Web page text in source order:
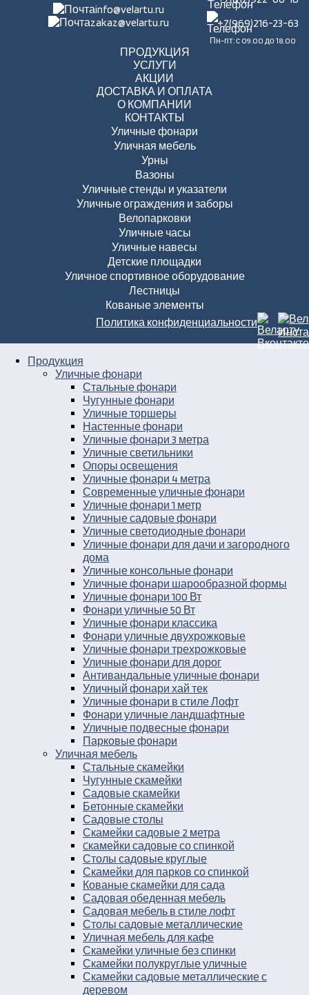
info@velartu.ru
zakaz@velartu.ru
+7(969)216-23-63
Пн-пт: с 09.00 до 18.00
ПРОДУКЦИЯ
УСЛУГИ
АКЦИИ
ДОСТАВКА И ОПЛАТА
О КОМПАНИИ
КОНТАКТЫ
Уличные фонари
Уличная мебель
Урны
Вазоны
Уличные стенды и указатели
Уличные ограждения и заборы
Велопарковки
Уличные часы
Уличные навесы
Детские площадки
Уличное спортивное оборудование
Лестницы
Кованые элементы
Политика конфиденциальности
Продукция
Уличные фонари
Стальные фонари
Чугунные фонари
Уличные торшеры
Настенные фонари
Уличные фонари 3 метра
Уличные светильники
Опоры освещения
Уличные фонари 4 метра
Современные уличные фонари
Уличные фонари 1 метр
Уличные садовые фонари
Уличные светодиодные фонари
Уличные фонари для дачи и загородного
дома
Уличные консольные фонари
Уличные фонари шарообразной формы
Уличные фонари 100 Вт
Фонари уличные 50 Вт
Уличные фонари классика
Фонари уличные двухрожковые
Уличные фонари трехрожковые
Уличные фонари для дорог
Антивандальные уличные фонари
Уличный фонари хай тек
Уличные фонари в стиле Лофт
Фонари уличные ландшафтные
Уличные подвесные фонари
Парковые фонари
Уличная мебель
Стальные скамейки
Чугунные скамейки
Садовые скамейки
Бетонные скамейки
Садовые столы
Скамейки садовые 2 метра
Cкамейки садовые со спинкой
Столы садовые круглые
Скамейки для парков со спинкой
Кованые скамейки для сада
Садовая обеденная мебель
Садовая мебель в стиле лофт
Столы садовые металлические
Уличная мебель для кафе
Скамейки уличные без спинки
Скамейки полукруглые уличные
Скамейки садовые металлические с
деревом